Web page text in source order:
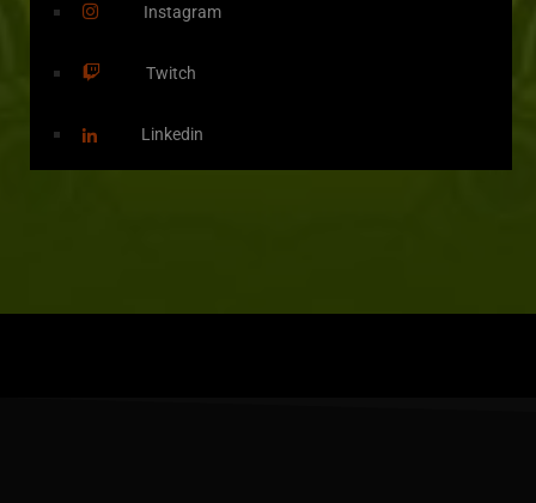
Instagram
Twitch
Linkedin